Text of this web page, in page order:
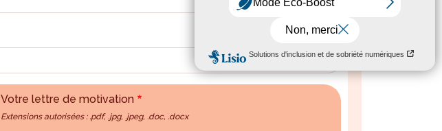
Votre lettre de motivation
Extensions autorisées : .pdf, .jpg, .jpeg, .doc, .docx